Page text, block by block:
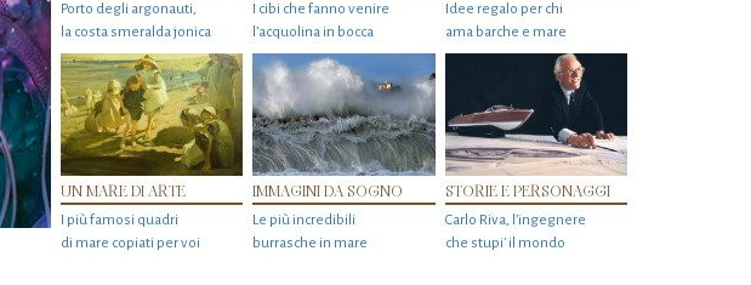
Porto degli argonauti,
la costa smeralda jonica
I cibi che fanno venire
l’acquolina in bocca
Idee regalo per chi
ama barche e mare
UN MARE DI ARTE
I più famosi quadri
di mare copiati per voi
IMMAGINI DA SOGNO
Le più incredibili
burrasche in mare
STORIE E PERSONAGGI
Carlo Riva, l’ingegnere
che stupi' il mondo